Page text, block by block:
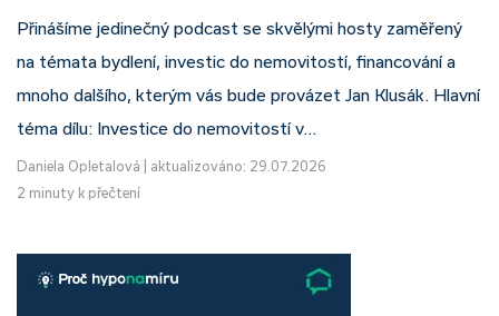
Přinášíme jedinečný podcast se skvělými hosty zaměřený
na témata bydlení, investic do nemovitostí, financování a
mnoho dalšího, kterým vás bude provázet Jan Klusák. Hlavní
téma dílu: Investice do nemovitostí v…
Daniela Opletalová
aktualizováno: 29.07.2026
2 minuty k přečtení